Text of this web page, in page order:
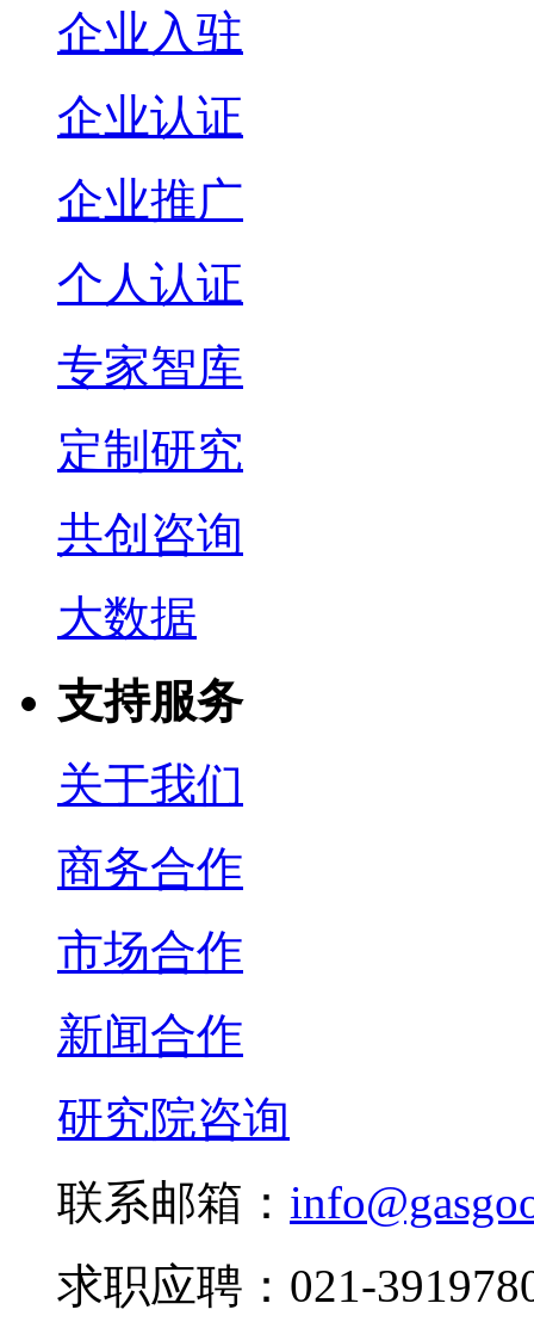
企业入驻
企业认证
企业推广
个人认证
专家智库
定制研究
共创咨询
大数据
支持服务
关于我们
商务合作
市场合作
新闻合作
研究院咨询
联系邮箱：
求职应聘：021-